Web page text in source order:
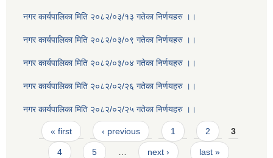
नगर कार्यपालिका मिति २०८२/०३/१३ गतेका निर्णयहरु ।।
नगर कार्यपालिका मिति २०८२/०३/०९ गतेका निर्णयहरु ।।
नगर कार्यपालिका मिति २०८२/०३/०४ गतेका निर्णयहरु ।।
नगर कार्यपालिका मिति २०८२/०२/२६ गतेका निर्णयहरु ।।
नगर कार्यपालिका मिति २०८२/०२/२५ गतेका निर्णयहरु ।।
Pages
« first ‹ previous 1 2 3
4 5 … next › last »